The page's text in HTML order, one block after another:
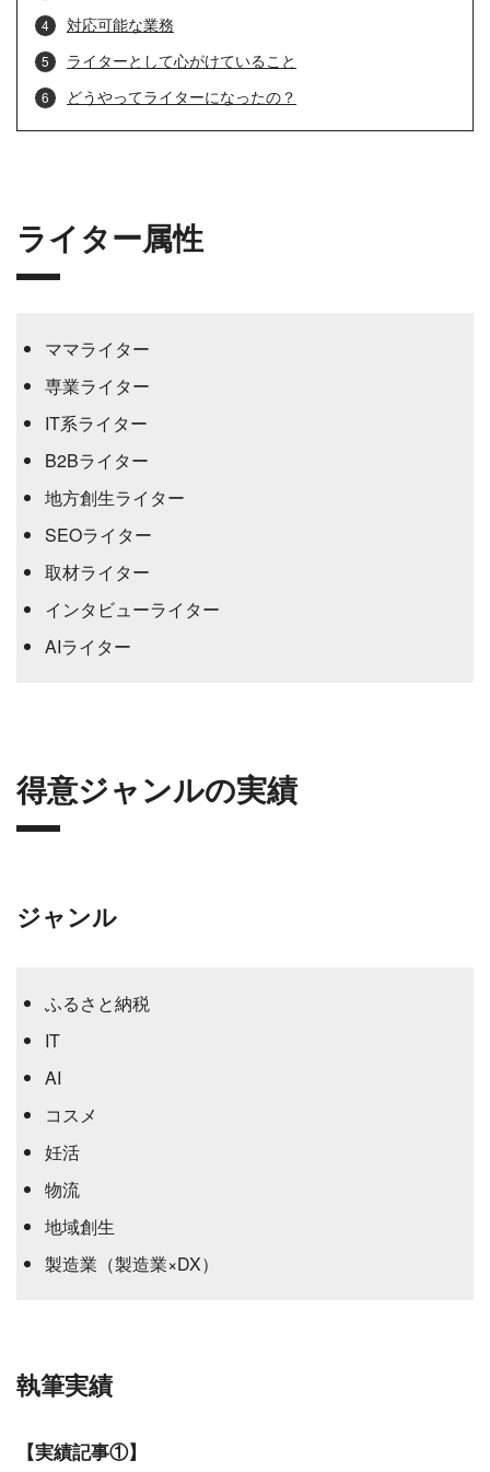
対応可能な業務
ライターとして心がけていること
どうやってライターになったの？
ライター属性
ママライター
専業ライター
IT系ライター
B2Bライター
地方創生ライター
SEOライター
取材ライター
インタビューライター
AIライター
得意ジャンルの実績
ジャンル
ふるさと納税
IT
AI
コスメ
妊活
物流
地域創生
製造業（製造業×DX）
執筆実績
【実績記事①】